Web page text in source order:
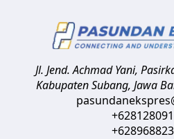
Jl. Jend. Achmad Yani,
Kabupaten Subang, Jawa